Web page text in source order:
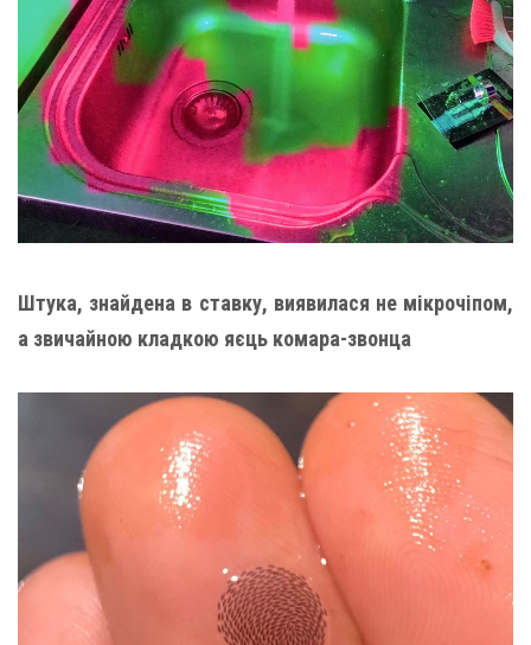
Штука, знайдена в ставку, виявилася не мікрочіпом,
а звичайною кладкою яєць комара-звонца